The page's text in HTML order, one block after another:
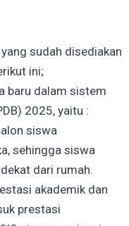
sudah disediakan
ini;
baru dalam sistem
2025, yaitu :
siswa
sehingga siswa
dari rumah.
akademik dan
prestasi